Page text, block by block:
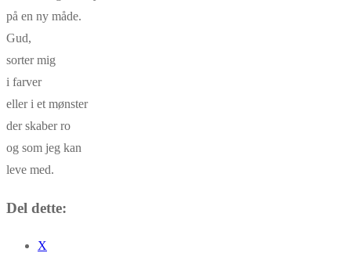
på en ny måde.
Gud,
sorter mig
i farver
eller i et mønster
der skaber ro
og som jeg kan
leve med.
Del dette:
X